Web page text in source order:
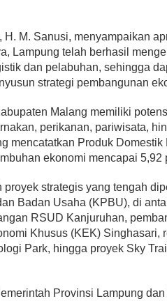
M. Sanusi, menyampaikan
Lampung telah berhasil
dan pelabuhan, sehingga
strategi pembangunan
Malang memiliki
perikanan, pariwisata,
mencatatkan Produk
ekonomi mencapai 5,92
proyek strategis yang tengah
Badan Usaha (KPBU), di
RSUD Kanjuruhan,
Khusus (KEK) Singhasari,
Park, hingga proyek Sky
Provinsi Lampung